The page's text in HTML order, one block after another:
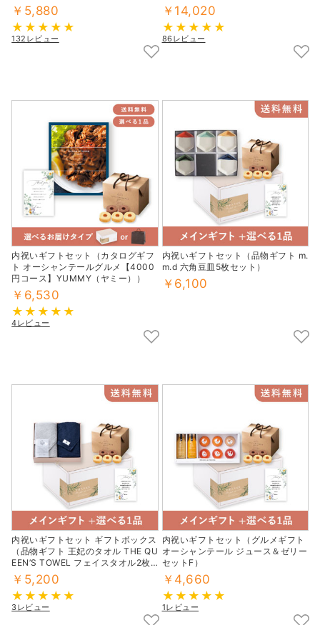
￥5,880
132レビュー
￥14,020
86レビュー
内祝いギフトセット（カタログギフ
ト オーシャンテールグルメ【4000
円コース】YUMMY（ヤミー））
￥6,530
4レビュー
内祝いギフトセット（品物ギフト m.
m.d 六角豆皿5枚セット）
￥6,100
内祝いギフトセット ギフトボックス
（品物ギフト 王妃のタオル THE QU
EEN’S TOWEL フェイスタオル2枚
セット ネイビー＆グレー）
￥5,200
3レビュー
内祝いギフトセット（グルメギフト
オーシャンテール ジュース＆ゼリー
セットF）
￥4,660
1レビュー